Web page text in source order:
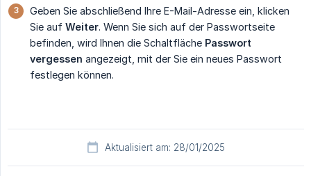
Geben Sie abschließend Ihre E-Mail-Adresse ein, klicken
Sie auf Weiter. Wenn Sie sich auf der Passwortseite
befinden, wird Ihnen die Schaltfläche Passwort
vergessen angezeigt, mit der Sie ein neues Passwort
festlegen können.
Aktualisiert am: 28/01/2025